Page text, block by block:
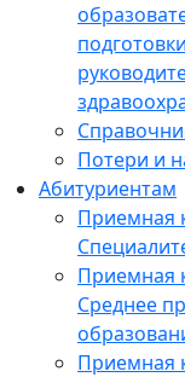
Потери и
Абитуриентам
Приемная
Приемная
Среднее
Приемная